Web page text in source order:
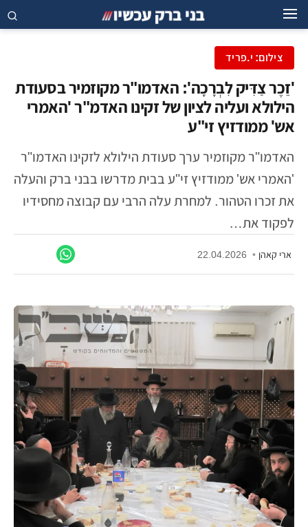
צילום: י.פריד
'זֵכֶר צַדִּיק לִבְרָכָה': האדמו"ר מקוזמיר בסעודת
הילולא ועליה לציון של זקינו האדמ"ר 'האמרי
אש' ממודזיץ זי"ע
האדמו"ר מקוזמיר ערך סעודת הילולא לזקינו האדמו"ר
'האמרי אש' ממודזיץ זי"ע בבית מדרשו בבני ברק והעלה
את זכרו הטהור. למחרת עלה הרבי עם קבוצה מחסידיו
לפקוד את…
ארי קאהן •
22.04.2026